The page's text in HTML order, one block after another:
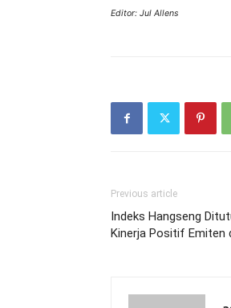
Editor: Jul Allens
Previous article
Indeks Hangseng
Kinerja Positif Emiten